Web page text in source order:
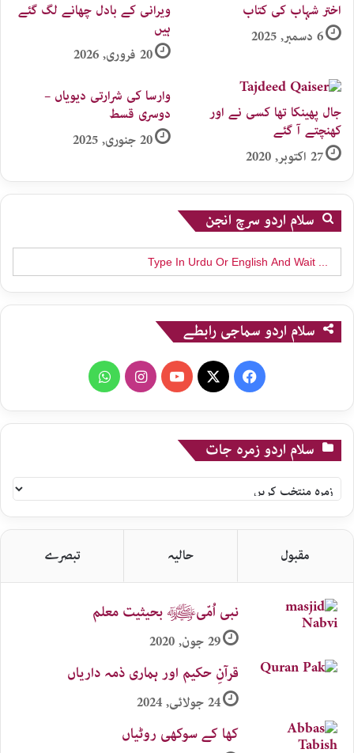
اختر شہاب کی کتاب
6 دسمبر, 2025
ویرانی کے بادل چھانے لگ گئے
ہیں
20 فروری, 2026
جال پھینکا تھا کسی نے اور
کھنچتے آ گئے
27 اکتوبر, 2020
وارسا کی شرارتی دیویاں –
دوسری قسط
20 جنوری, 2025
سلام اردو سرچ انجن
Search
for:
سلام اردو سماجی رابطے
Facebook
YouTube
Instagram
WhatsApp
سلام اردو زمرہ جات
سلام
اردو
زمرہ
جات
مقبول حالیہ تبصرے
نبی اُمّیﷺ بحیثیت معلم
29 جون, 2020
قرآنِ حکیم اور ہماری ذمہ داریاں
24 جولائی, 2024
کھا کے سوکھی روٹیاں